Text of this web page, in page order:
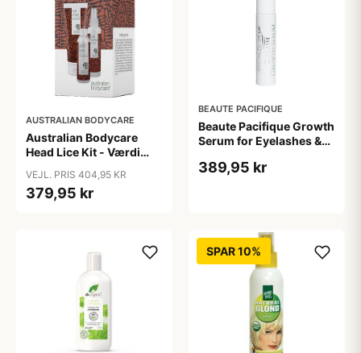
AUSTRALIAN BODYCARE
Australian Bodycare
Head Lice Kit - Værdi
Rinse Shampoo, Hair
Spray
VEJL. PRIS 404,95 KR
379,95 kr
BEAUTE PACIFIQUE
Beaute Pacifique Growth
Serum for Eyelashes &
389,95 kr
SPAR 10%